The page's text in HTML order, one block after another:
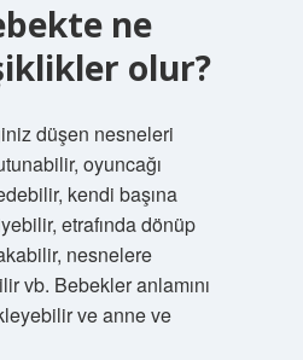
ne
olur?
düşen nesneleri
oyuncağı
kendi başına
etrafında dönüp
nesnelere
vb. Bebekler anlamını
ve anne ve